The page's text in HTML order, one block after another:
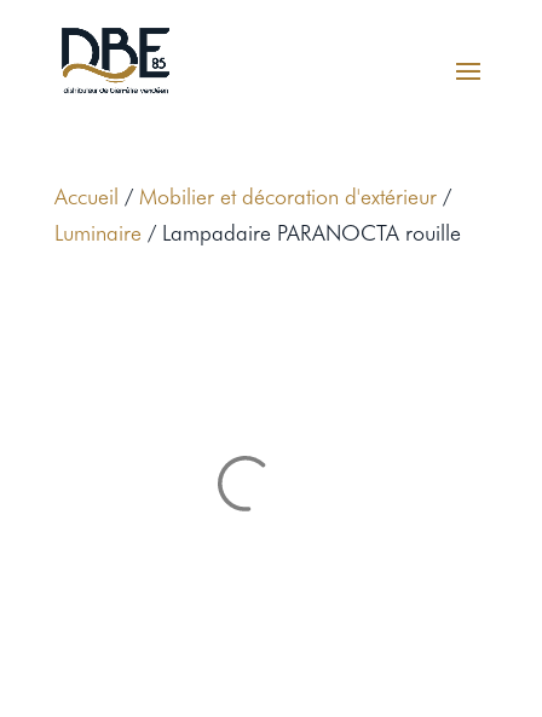
Accueil / Mobilier et décoration d'extérieur/
Luminaire / Lampadaire PARANOCTA rouille